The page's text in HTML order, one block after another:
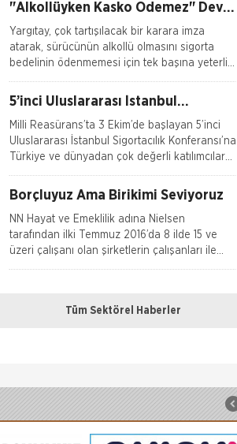
"Alkollüyken Kasko Ödemez" Devri
Yargıtay, çok tartışılacak bir karara imza
atarak, sürücünün alkollü olmasını sigorta
bedelinin ödenmemesi için tek başına yeterli
5’inci Uluslararası İstanbul
Reasürans’ta yapıldı.
Milli Reasürans’ta 3 Ekim’de başlayan 5’inci
Uluslararası İstanbul Sigortacılık Konferansı’na
Türkiye ve dünyadan çok değerli katılımcılar
Borçluyuz Ama Birikimi Seviyoruz
NN Hayat ve Emeklilik adına Nielsen
tarafından ilki Temmuz 2016’da 8 ilde 15 ve
üzeri çalışanı olan şirketlerin çalışanları ile
Müdür Yardımcısı Oldu
Doğa Sigorta’da önemli bir atama gerçekleşti.
Sigorta şirketleri ile sigortalılar arasındaki
uyuşmazlıkları çözen Sigorta Tahkim
Komisyonu, sigortalı bir aracın aksamlarının
Tüm Sektörel Haberler